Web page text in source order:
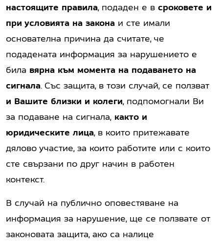
настоящите правила, подаден е в сроковете и
при условията на закона и сте имали
основателна причина да считате, че
подадената информация за нарушението е
била вярна към момента на подаването на
сигнала. Със защита, в този случай, се ползват
и Вашите близки и колеги, подпомогнали Ви
за подаване на сигнала, както и
юридическите лица, в които притежавате
дялово участие, за които работите или с които
сте свързани по друг начин в работен
контекст.
В случай на публично оповестяване на
информация за нарушение, ще се ползвате от
законовата защита, ако са налице